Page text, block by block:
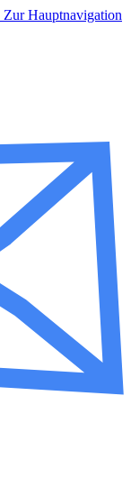
Zur Hauptnavigation